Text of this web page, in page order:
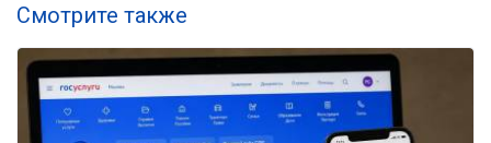
Смотрите также